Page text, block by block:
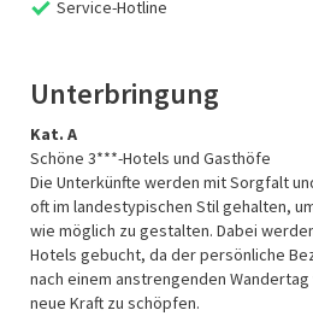
Service-Hotline
Unterbringung
Kat. A
Schöne 3***-Hotels und Gasthöfe
Die Unterkünfte werden mit Sorgfalt
oft im landestypischen Stil gehalten,
wie möglich zu gestalten. Dabei
Hotels gebucht, da der persönliche
nach einem anstrengenden
neue Kraft zu schöpfen.